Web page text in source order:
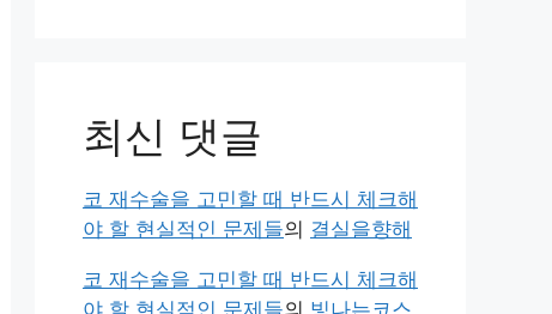
최신 댓글
코 재수술을 고민할 때 반드시 체크해
야 할 현실적인 문제들의 결실을향해
코 재수술을 고민할 때 반드시 체크해
야 할 현실적인 문제들의 빛나는코스